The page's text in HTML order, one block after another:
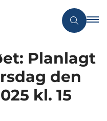
Planlagt
den
kl. 15